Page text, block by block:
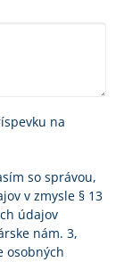
na
so správou,
v zmysle § 13
údajov
nám. 3,
osobných